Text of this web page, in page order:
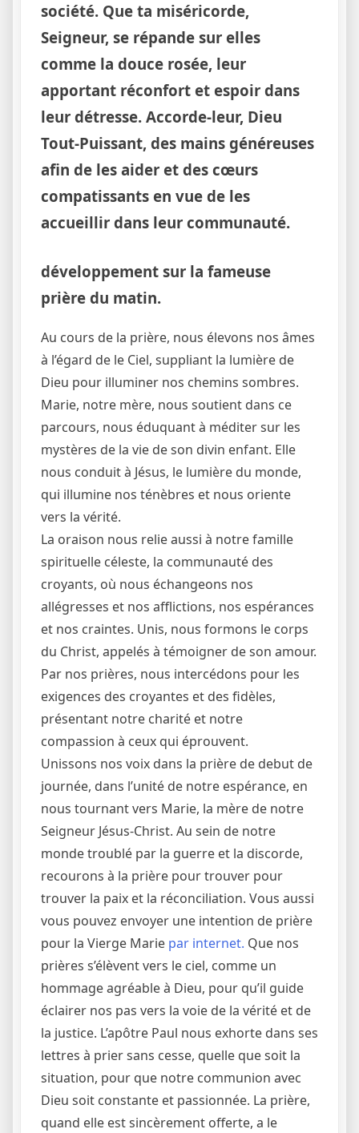
société. Que ta miséricorde,
Seigneur, se répande sur elles
comme la douce rosée, leur
apportant réconfort et espoir dans
leur détresse. Accorde-leur, Dieu
Tout-Puissant, des mains généreuses
afin de les aider et des cœurs
compatissants en vue de les
accueillir dans leur communauté.
développement sur la fameuse
prière du matin.
Au cours de la prière, nous élevons nos âmes
à l’égard de le Ciel, suppliant la lumière de
Dieu pour illuminer nos chemins sombres.
Marie, notre mère, nous soutient dans ce
parcours, nous éduquant à méditer sur les
mystères de la vie de son divin enfant. Elle
nous conduit à Jésus, le lumière du monde,
qui illumine nos ténèbres et nous oriente
vers la vérité.
La oraison nous relie aussi à notre famille
spirituelle céleste, la communauté des
croyants, où nous échangeons nos
allégresses et nos afflictions, nos espérances
et nos craintes. Unis, nous formons le corps
du Christ, appelés à témoigner de son amour.
Par nos prières, nous intercédons pour les
exigences des croyantes et des fidèles,
présentant notre charité et notre
compassion à ceux qui éprouvent.
Unissons nos voix dans la prière de debut de
journée, dans l’unité de notre espérance, en
nous tournant vers Marie, la mère de notre
Seigneur Jésus-Christ. Au sein de notre
monde troublé par la guerre et la discorde,
recourons à la prière pour trouver pour
trouver la paix et la réconciliation. Vous aussi
vous pouvez envoyer une intention de prière
pour la Vierge Marie par internet. Que nos
prières s’élèvent vers le ciel, comme un
hommage agréable à Dieu, pour qu’il guide
éclairer nos pas vers la voie de la vérité et de
la justice. L’apôtre Paul nous exhorte dans ses
lettres à prier sans cesse, quelle que soit la
situation, pour que notre communion avec
Dieu soit constante et passionnée. La prière,
quand elle est sincèrement offerte, a le